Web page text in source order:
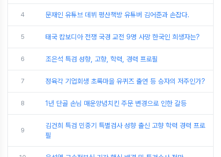
4 문재인 유튜브 데뷔 평산책방 유튜버 김어준과 손잡다.
5 태국 캄보디아 전쟁 국경 교전 9명 사망 한국인 희생자는?
6 조은석 특검 성향, 고향, 학력, 경력 프로필
7 정육각 기업회생 초록마을 유퀴즈 출연 등 승자의 저주인가?
8 1년 단골 손님 매운양념치킨 주문 변경으로 인한 갈등
9
김건희 특검 민중기 특별검사 성향 출신 고향 학력 경력 프로
필